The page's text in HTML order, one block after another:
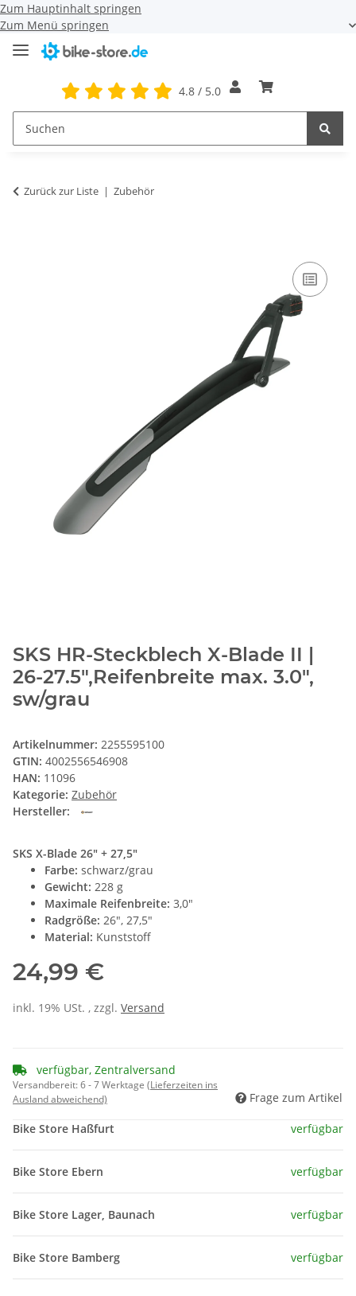
Zum Hauptinhalt springen
Zum Menü springen
4.8 / 5.0
Zurück zur Liste Zubehör
SKS HR-Steckblech X-Blade II |
26-27.5",Reifenbreite max. 3.0",
sw/grau
Artikelnummer: 2255595100
GTIN: 4002556546908
HAN: 11096
Kategorie: Zubehör
Hersteller:
SKS X-Blade 26" + 27,5"
Farbe: schwarz/grau
Gewicht: 228 g
Maximale Reifenbreite: 3,0"
Radgröße: 26", 27,5"
Material: Kunststoff
24,99 €
inkl. 19% USt. , zzgl. Versand
verfügbar, Zentralversand
Versandbereit:6 - 7 Werktage (Lieferzeiten ins
Ausland abweichend)
Frage zum Artikel
Bike Store Haßfurt verfügbar
Bike Store Ebern verfügbar
Bike Store Lager, Baunach verfügbar
Bike Store Bamberg verfügbar